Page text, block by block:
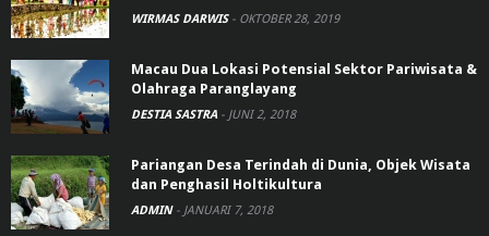
WIRMAS DARWIS - OKTOBER 28, 2019
Macau Dua Lokasi Potensial Sektor Pariwisata &
Olahraga Paranglayang
DESTIA SASTRA - JUNI 2, 2018
Pariangan Desa Terindah di Dunia, Objek Wisata
dan Penghasil Holtikultura
ADMIN - JANUARI 7, 2018